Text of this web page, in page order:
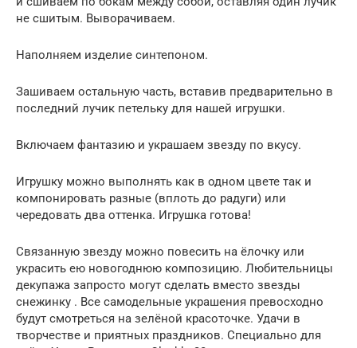
не сшитым. Выворачиваем.
Наполняем изделие синтепоном.
Зашиваем остальную часть, вставив предварительно в
последний лучик петельку для нашей игрушки.
Включаем фантазию и украшаем звезду по вкусу.
Игрушку можно выполнять как в одном цвете так и
компонировать разные (вплоть до радуги) или
чередовать два оттенка. Игрушка готова!
Связанную звезду можно повесить на ёлочку или
украсить ею новогоднюю композицию. Любительницы
декупажа запросто могут сделать вместо звезды
снежинку . Все самодельные украшения превосходно
будут смотреться на зелёной красоточке. Удачи в
творчестве и приятных праздников. Специально для